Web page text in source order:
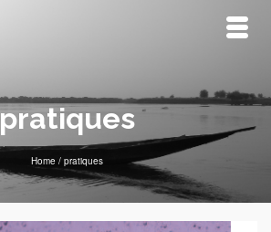
pratiques
Home / pratiques